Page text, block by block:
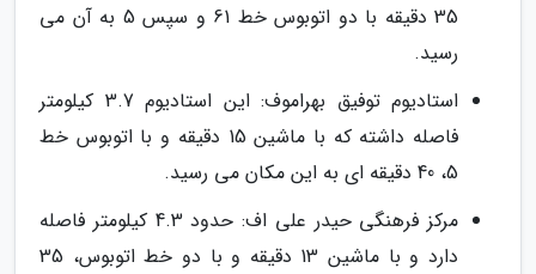
35 دقیقه با دو اتوبوس خط 61 و سپس 5 به آن می
رسید.
استادیوم توفیق بهراموف: این استادیوم 3.7 کیلومتر
فاصله داشته که با ماشین 15 دقیقه و با اتوبوس خط
5، 40 دقیقه ای به این مکان می رسید.
مرکز فرهنگی حیدر علی اف: حدود 4.3 کیلومتر فاصله
دارد و با ماشین 13 دقیقه و با دو خط اتوبوس، 35